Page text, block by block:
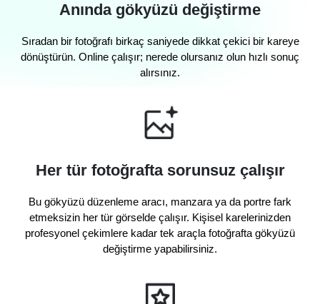
Anında gökyüzü değiştirme
Sıradan bir fotoğrafı birkaç saniyede dikkat çekici bir kareye
dönüştürün. Online çalışır; nerede olursanız olun hızlı sonuç
alırsınız.
Her tür fotoğrafta sorunsuz çalışır
Bu gökyüzü düzenleme aracı, manzara ya da portre fark
etmeksizin her tür görselde çalışır. Kişisel karelerinizden
profesyonel çekimlere kadar tek araçla fotoğrafta gökyüzü
değiştirme yapabilirsiniz.